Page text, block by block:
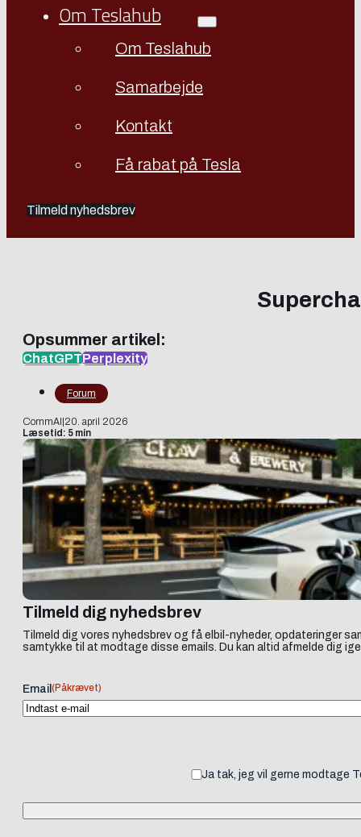
Om Teslahub
Om Teslahub
Samarbejde
Kontakt
Få rabat på Tesla
Tilmeld nyhedsbrev
Opsummer artikel:
ChatGPTPerplexity
Forum
CommAI 20. april 2026
Læsetid: 5 min
Tilmeld dig nyhedsbrev
Tilmeld dig vores nyhedsbrev og få elbil-nyheder, opdateringer
samtykke til at modtage disse emails. Du kan altid afmelde dig
Email (Påkrævet)
Ja tak, jeg vil gerne modtage